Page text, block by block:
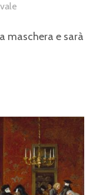
maschera e sarà